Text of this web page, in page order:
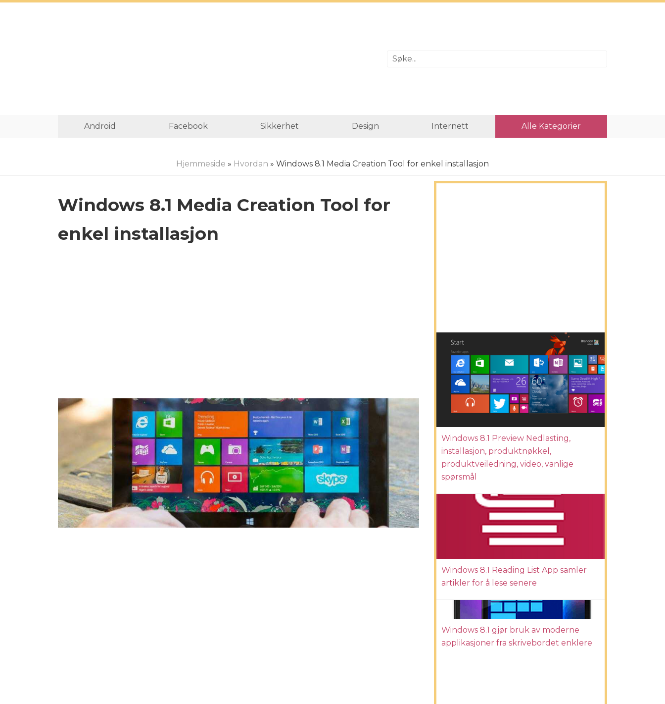
Android Facebook Sikkerhet Design Internett Alle Kategorier
Hjemmeside » Hvordan » Windows 8.1 Media Creation Tool for enkel installasjon
Windows 8.1 Media Creation Tool for
enkel installasjon
Windows 8.1 Preview Nedlasting,
installasjon, produktnøkkel,
produktveiledning, video, vanlige
spørsmål
Windows 8.1 Reading List App samler
artikler for å lese senere
Windows 8.1 gjør bruk av moderne
applikasjoner fra skrivebordet enklere